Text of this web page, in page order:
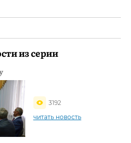
из серии
3192
читать новость